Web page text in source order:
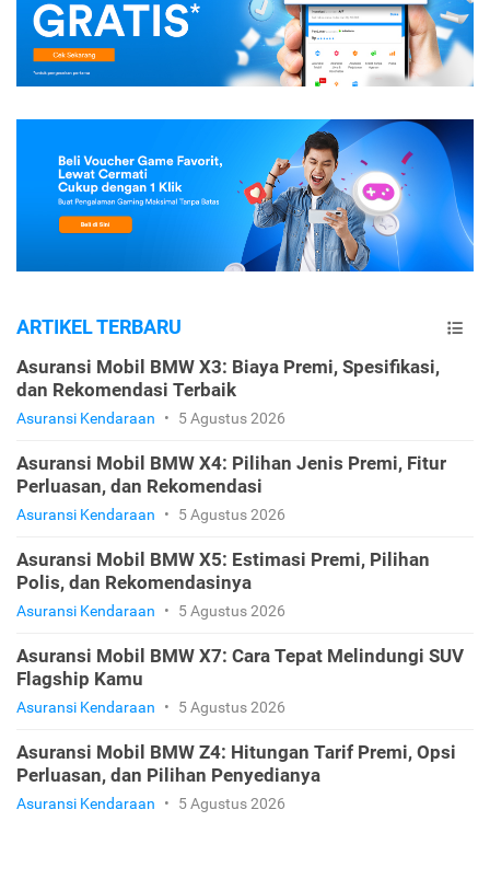
ARTIKEL TERBARU
Asuransi Mobil BMW X3: Biaya Premi, Spesifikasi,
dan Rekomendasi Terbaik
Asuransi Kendaraan • 5 Agustus 2026
Asuransi Mobil BMW X4: Pilihan Jenis Premi, Fitur
Perluasan, dan Rekomendasi
Asuransi Kendaraan • 5 Agustus 2026
Asuransi Mobil BMW X5: Estimasi Premi, Pilihan
Polis, dan Rekomendasinya
Asuransi Kendaraan • 5 Agustus 2026
Asuransi Mobil BMW X7: Cara Tepat Melindungi SUV
Flagship Kamu
Asuransi Kendaraan • 5 Agustus 2026
Asuransi Mobil BMW Z4: Hitungan Tarif Premi, Opsi
Perluasan, dan Pilihan Penyedianya
Asuransi Kendaraan • 5 Agustus 2026